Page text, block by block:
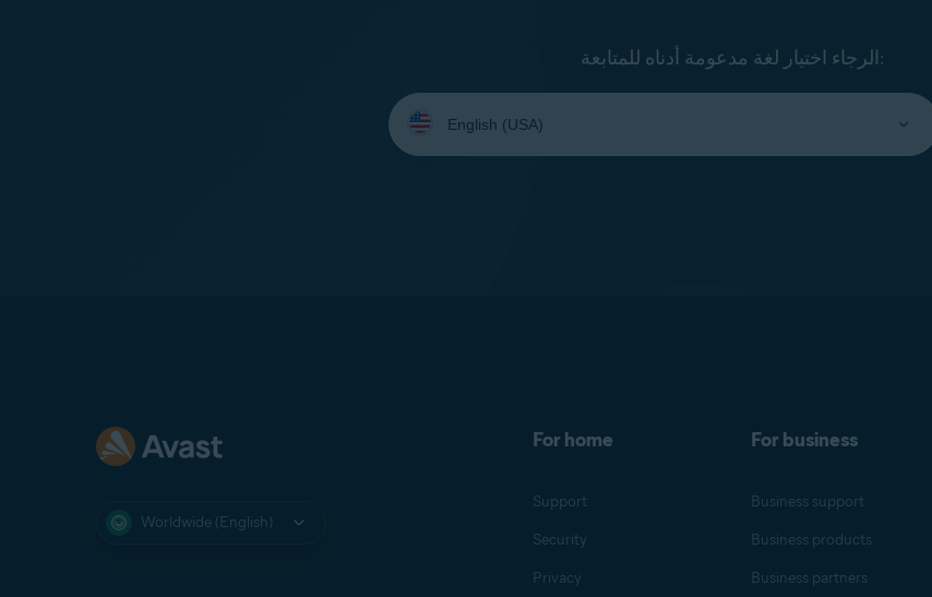
الرجاء اختيار لغة مدعومة أدناه للمتابعة:
Select
your
language:
Worldwide (English)
For home
Support
Security
Privacy
For business
Business support
Business products
Business partners